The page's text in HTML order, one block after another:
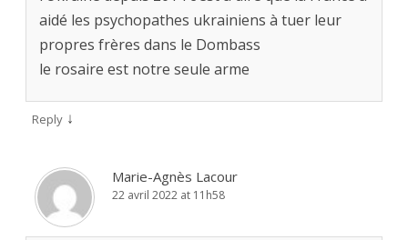
aidé les psychopathes ukrainiens à tuer leur
propres frères dans le Dombass
le rosaire est notre seule arme
Reply ↓
Marie-Agnès Lacour
22 avril 2022 at 11h58